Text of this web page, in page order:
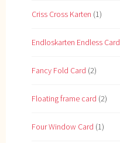
Criss Cross Karten (1)
Endloskarten Endless Card
Fancy Fold Card (2)
Floating frame card (2)
Four Window Card (1)